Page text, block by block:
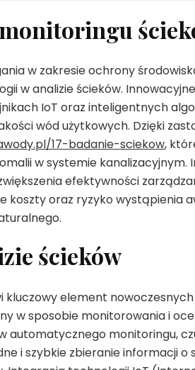
w zakresie ochrony
w analizie ścieków.
IoT oraz inteligentnych
wód użytkowych. Dzięki
17-badanie-sciekow,
w systemie
efektywności
koszty oraz ryzyko wystąpienia
ścieków
element
w sposobie monitorowania i
automatycznego monitoringu,
i szybkie zbieranie informacji o